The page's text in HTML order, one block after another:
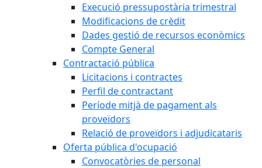
Execució pressupostària trimestral
Modificacions de crèdit
Dades gestió de recursos econòmics
Compte General
Contractació pública
Licitacions i contractes
Perfil de contractant
Període mitjà de pagament als
proveïdors
Relació de proveïdors i adjudicataris
Oferta pública d'ocupació
Convocatòries de personal